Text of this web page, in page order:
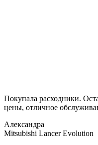
Покупала расходники.
цены, отличное
Александра
Mitsubishi Lancer Evolution